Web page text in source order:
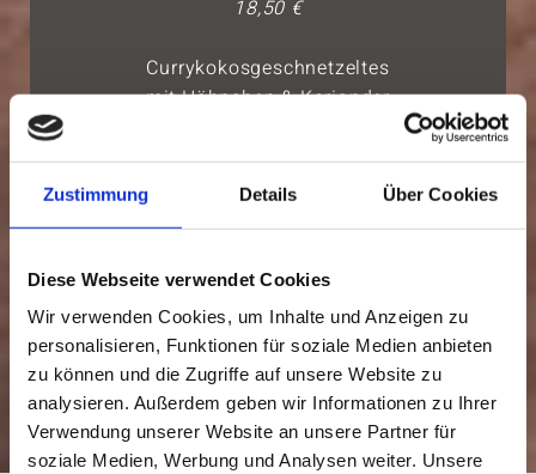
Zustimmung Details Über Cookies
Diese Webseite verwendet Cookies
Wir verwenden Cookies, um Inhalte und Anzeigen zu
personalisieren, Funktionen für soziale Medien anbieten
zu können und die Zugriffe auf unsere Website zu
analysieren. Außerdem geben wir Informationen zu Ihrer
Verwendung unserer Website an unsere Partner für
soziale Medien, Werbung und Analysen weiter. Unsere
18,50 €
Currykokosgeschnetzeltes
mit Hähnchen & Koriander
inkl. jeweils mit Reis oder Couscous!
Wagen servierbar!
Alle Gerichte verstehen sich
zzgl. gesetzlicher MwSt.